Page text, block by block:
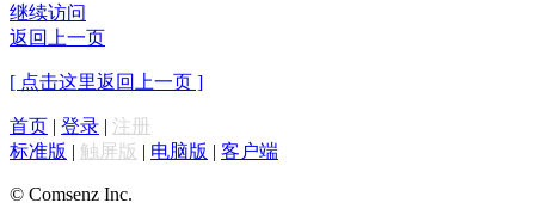
继续访问
返回上一页
[ 点击这里返回上一页 ]
首页 | 登录 | 注册
标准版 | 触屏版 | 电脑版 | 客户端
© Comsenz Inc.